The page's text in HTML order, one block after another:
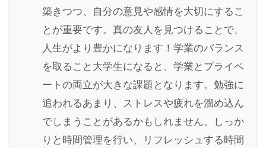
築きつつ、自分の意見や感情を大切にするこ
とが重要です。真の友人を見つけることで、
人生がより豊かになります！学業のバランス
を取ること大学生になると、学業とプライベ
ートの両立が大きな課題となります。勉強に
追われるあまり、ストレスや疲れを溜め込ん
でしまうことがあるかもしれません。しっか
りと時間管理を行い、リフレッシュする時間